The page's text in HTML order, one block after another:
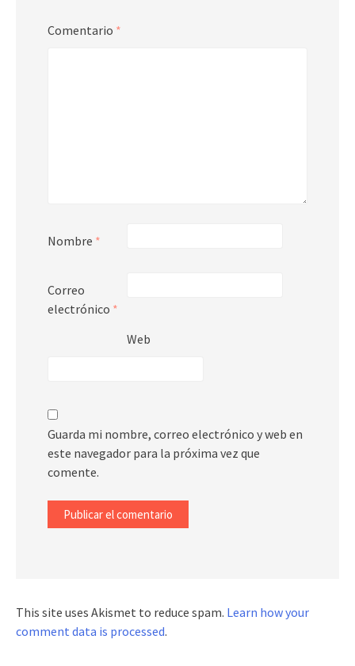
Comentario *
Nombre *
Correo
electrónico *
Web
Guarda mi nombre, correo electrónico y web en
este navegador para la próxima vez que
comente.
This site uses Akismet to reduce spam. Learn how your
comment data is processed.